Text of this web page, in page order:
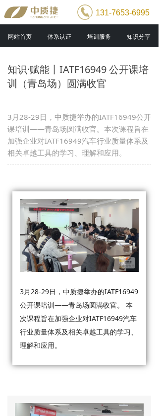
131-7653-6995
网站首页 体系认证 培训服务 知识分享
知识·赋能丨IATF16949 公开课培
训（青岛场）圆满收官
3月28-29日，中质捷举办的IATF16949公开
课培训——青岛场圆满收官。本次课程旨在
加强企业对IATF16949汽车行业质量体系及
相关卓越工具的学习、理解和应用。
3月28-29日，中质捷举办的IATF16949
公开课培训——青岛场圆满收官。 本
次课程旨在加强企业对IATF16949汽车
行业质量体系及相关卓越工具的学习、
理解和应用。